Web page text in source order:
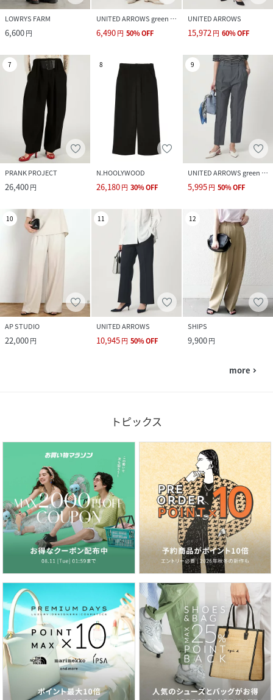
LOWRYS FARM
6,600円
UNITED ARROWS green label relaxing
6,490円 50%OFF
UNITED ARROWS
15,972円 60%OFF
7
PRANK PROJECT
26,400円
8
N.HOOLYWOOD
26,180円 30%OFF
9
UNITED ARROWS green label relaxing
5,995円 50%OFF
10
AP STUDIO
22,000円
11
UNITED ARROWS
10,945円 50%OFF
12
SHIPS
9,900円
more navigate_next
トピックス